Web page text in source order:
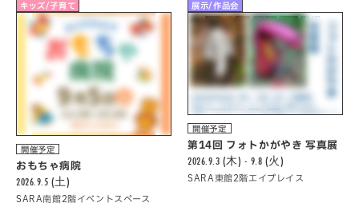
キッズ/子育て
開催予定
おもちゃ病院
2026.9.5 (土)
SARA南館2階イベントスペース
展示/作品会
開催予定
第14回 フォトかがやき 写真展
2026.9.3 (木) - 9.8 (火)
SARA東館2階エイプレイス